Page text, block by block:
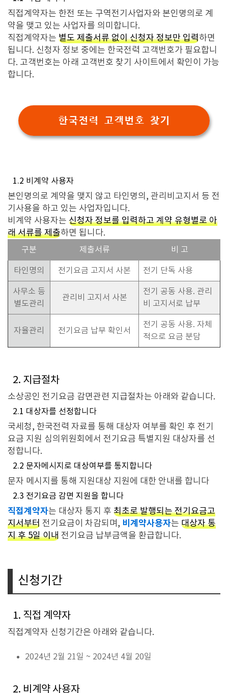
직접계약자는 한전 또는 구역전기사업자와 본인명의로 계
약을 맺고 있는 사업자를 의미합니다.
직접계약자는 별도 제출서류 없이 신청자 정보만 입력하면
됩니다. 신청자 정보 중에는 한국전력 고객번호가 필요합니
다. 고객번호는 아래 고객번호 찾기 사이트에서 확인이 가능
합니다.
한국전력 고객번호 찾기
1.2 비계약 사용자
본인명의로 계약을 맺지 않고 타인명의, 관리비고지서 등 전
기사용을 하고 있는 사업자입니다.
비계약 사용자는 신청자 정보를 입력하고 계약 유형별로 아
래 서류를 제출하면 됩니다.
구분 제출서류 비 고
타인명의 전기요금 고지서 사본 전기 단독 사용
사무소 등
별도관리
관리비 고지서 사본
전기 공동 사용. 관리
비 고지서로 납부
자율관리 전기요금 납부 확인서
전기 공동 사용. 자체
적으로 요금 분담
2. 지급절차
소상공인 전기요금 감면관련 지급절차는 아래와 같습니다.
2.1 대상자를 선정합니다
국세청, 한국전력 자료를 통해 대상자 여부를 확인 후 전기
요금 지원 심의위원회에서 전기요금 특별지원 대상자를 선
정합니다.
2.2 문자메시지로 대상여부를 통지합니다
문자 메시지를 통해 지원대상 지원에 대한 안내를 합니다
2.3 전기요금 감면 지원을 합니다
직접계약자는 대상자 통지 후 최초로 발행되는 전기요금고
지서부터 전기요금이 차감되며, 비계약사용자는 대상자 통
지 후 5일 이내 전기요금 납부금액을 환급합니다.
신청기간
1. 직접 계약자
직접계약자 신청기간은 아래와 같습니다.
2024년 2월 21일 ~ 2024년 4월 20일
2. 비계약 사용자